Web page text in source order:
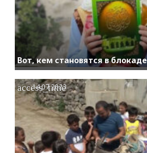
Вот, кем становятся в блокаде
access_time
14.07.2023